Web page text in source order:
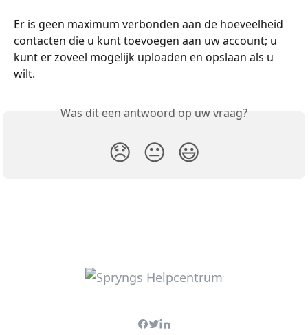
Er is geen maximum verbonden aan de hoeveelheid
contacten die u kunt toevoegen aan uw account; u
kunt er zoveel mogelijk uploaden en opslaan als u
wilt.
Was dit een antwoord op uw vraag?
😞 😐 😃